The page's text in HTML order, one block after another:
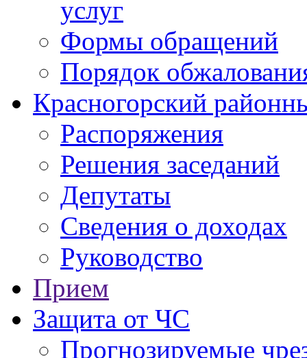
услуг
Формы обращений
Порядок
Красногорский
Распоряжения
Решения заседаний
Депутаты
Сведения о доходах
Руководство
Прием
Защита от ЧС
Прогнозируемые